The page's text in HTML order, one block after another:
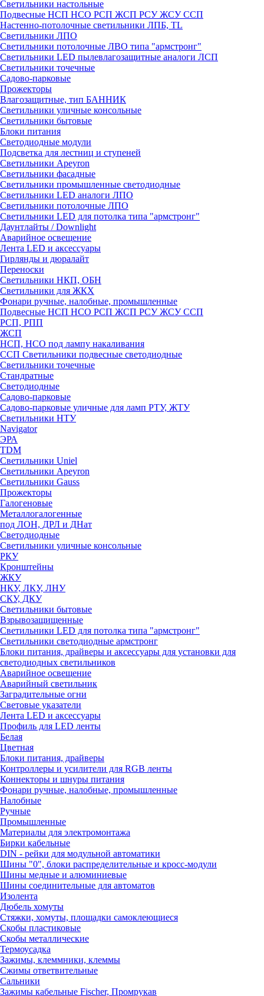
Светильники настольные
Подвесные НСП НСО РСП ЖСП РСУ ЖСУ ССП
Настенно-потолочные светильники ЛПБ, TL
Светильники ЛПО
Светильники потолочные ЛВО типа "армстронг"
Светильники LED пылевлагозащитные аналоги ЛСП
Светильники точечные
Садово-парковые
Прожекторы
Влагозащитные, тип БАННИК
Светильники уличные консольные
Светильники бытовые
Блоки питания
Светодиодные модули
Подсветка для лестниц и ступеней
Светильники Apeyron
Светильники фасадные
Светильники промышленные светодиодные
Светильники LED аналоги ЛПО
Светильники потолочные ЛПО
Светильники LED для потолка типа "армстронг"
Даунтлайты / Downlight
Аварийное освещение
Лента LED и аксессуары
Гирлянды и дюралайт
Переноски
Светильники НКП, ОБН
Светильники для ЖКХ
Фонари ручные, налобные, промышленные
Подвесные НСП НСО РСП ЖСП РСУ ЖСУ ССП
РСП, РПП
ЖСП
НСП, НСО под лампу накаливания
ССП Светильники подвесные светодиодные
Светильники точечные
Стандратные
Светодиодные
Садово-парковые
Садово-парковые уличные для ламп РТУ, ЖТУ
Светильники НТУ
Navigator
ЭРА
TDM
Светильники Uniel
Светильники Apeyron
Светильники Gauss
Прожекторы
Галогеновые
Металлогалогенные
под ЛОН, ДРЛ и ДНат
Светодиодные
Светильники уличные консольные
РКУ
Кронштейны
ЖКУ
НКУ, ЛКУ, ЛНУ
СКУ, ДКУ
Светильники бытовые
Взрывозащищенные
Светильники LED для потолка типа "армстронг"
Светильники светодиодные армстронг
Блоки питания, драйверы и аксессуары для установки для
светодиодных светильников
Аварийное освещение
Аварийный светильник
Заградительные огни
Световые указатели
Лента LED и аксессуары
Профиль для LED ленты
Белая
Цветная
Блоки питания, драйверы
Контроллеры и усилители для RGB ленты
Коннекторы и шнуры питания
Фонари ручные, налобные, промышленные
Налобные
Ручные
Промышленные
Материалы для электромонтажа
Бирки кабельные
DIN - рейки для модульной автоматики
Шины "0", блоки распределительные и кросс-модули
Шины медные и алюминиевые
Шины соединительные для автоматов
Изолента
Дюбель хомуты
Стяжки, хомуты, площадки самоклеющиеся
Скобы пластиковые
Скобы металлические
Термоусадка
Зажимы, клеммники, клеммы
Сжимы ответвительные
Сальники
Зажимы кабельные Fischer, Промрукав